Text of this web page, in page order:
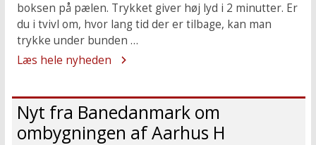
boksen på pælen. Trykket giver høj lyd i 2 minutter. Er
du i tvivl om, hvor lang tid der er tilbage, kan man
trykke under bunden …
Læs hele nyheden
Nyt fra Banedanmark om
ombygningen af Aarhus H